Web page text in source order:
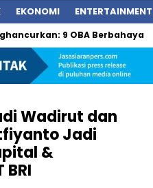
EKONOMI ENTERTAINMENT
9 OBA Berbahaya oleh
Wadirut dan
Jadi
&
BRI